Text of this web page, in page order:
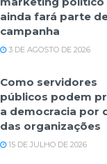
ainda fará parte
campanha
3 DE AGOSTO DE 2026
Como servidores
públicos podem
a democracia por
das organizações
15 DE JULHO DE 2026